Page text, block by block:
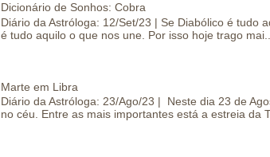
Dicionário de Sonhos: Cobra
Diário da Astróloga: 12/Set/23 | Se Diabólico é tudo
é tudo aquilo o que nos une. Por isso hoje trago mai...
Marte em Libra
Diário da Astróloga: 23/Ago/23 | Neste dia 23 de
no céu. Entre as mais importantes está a estreia da